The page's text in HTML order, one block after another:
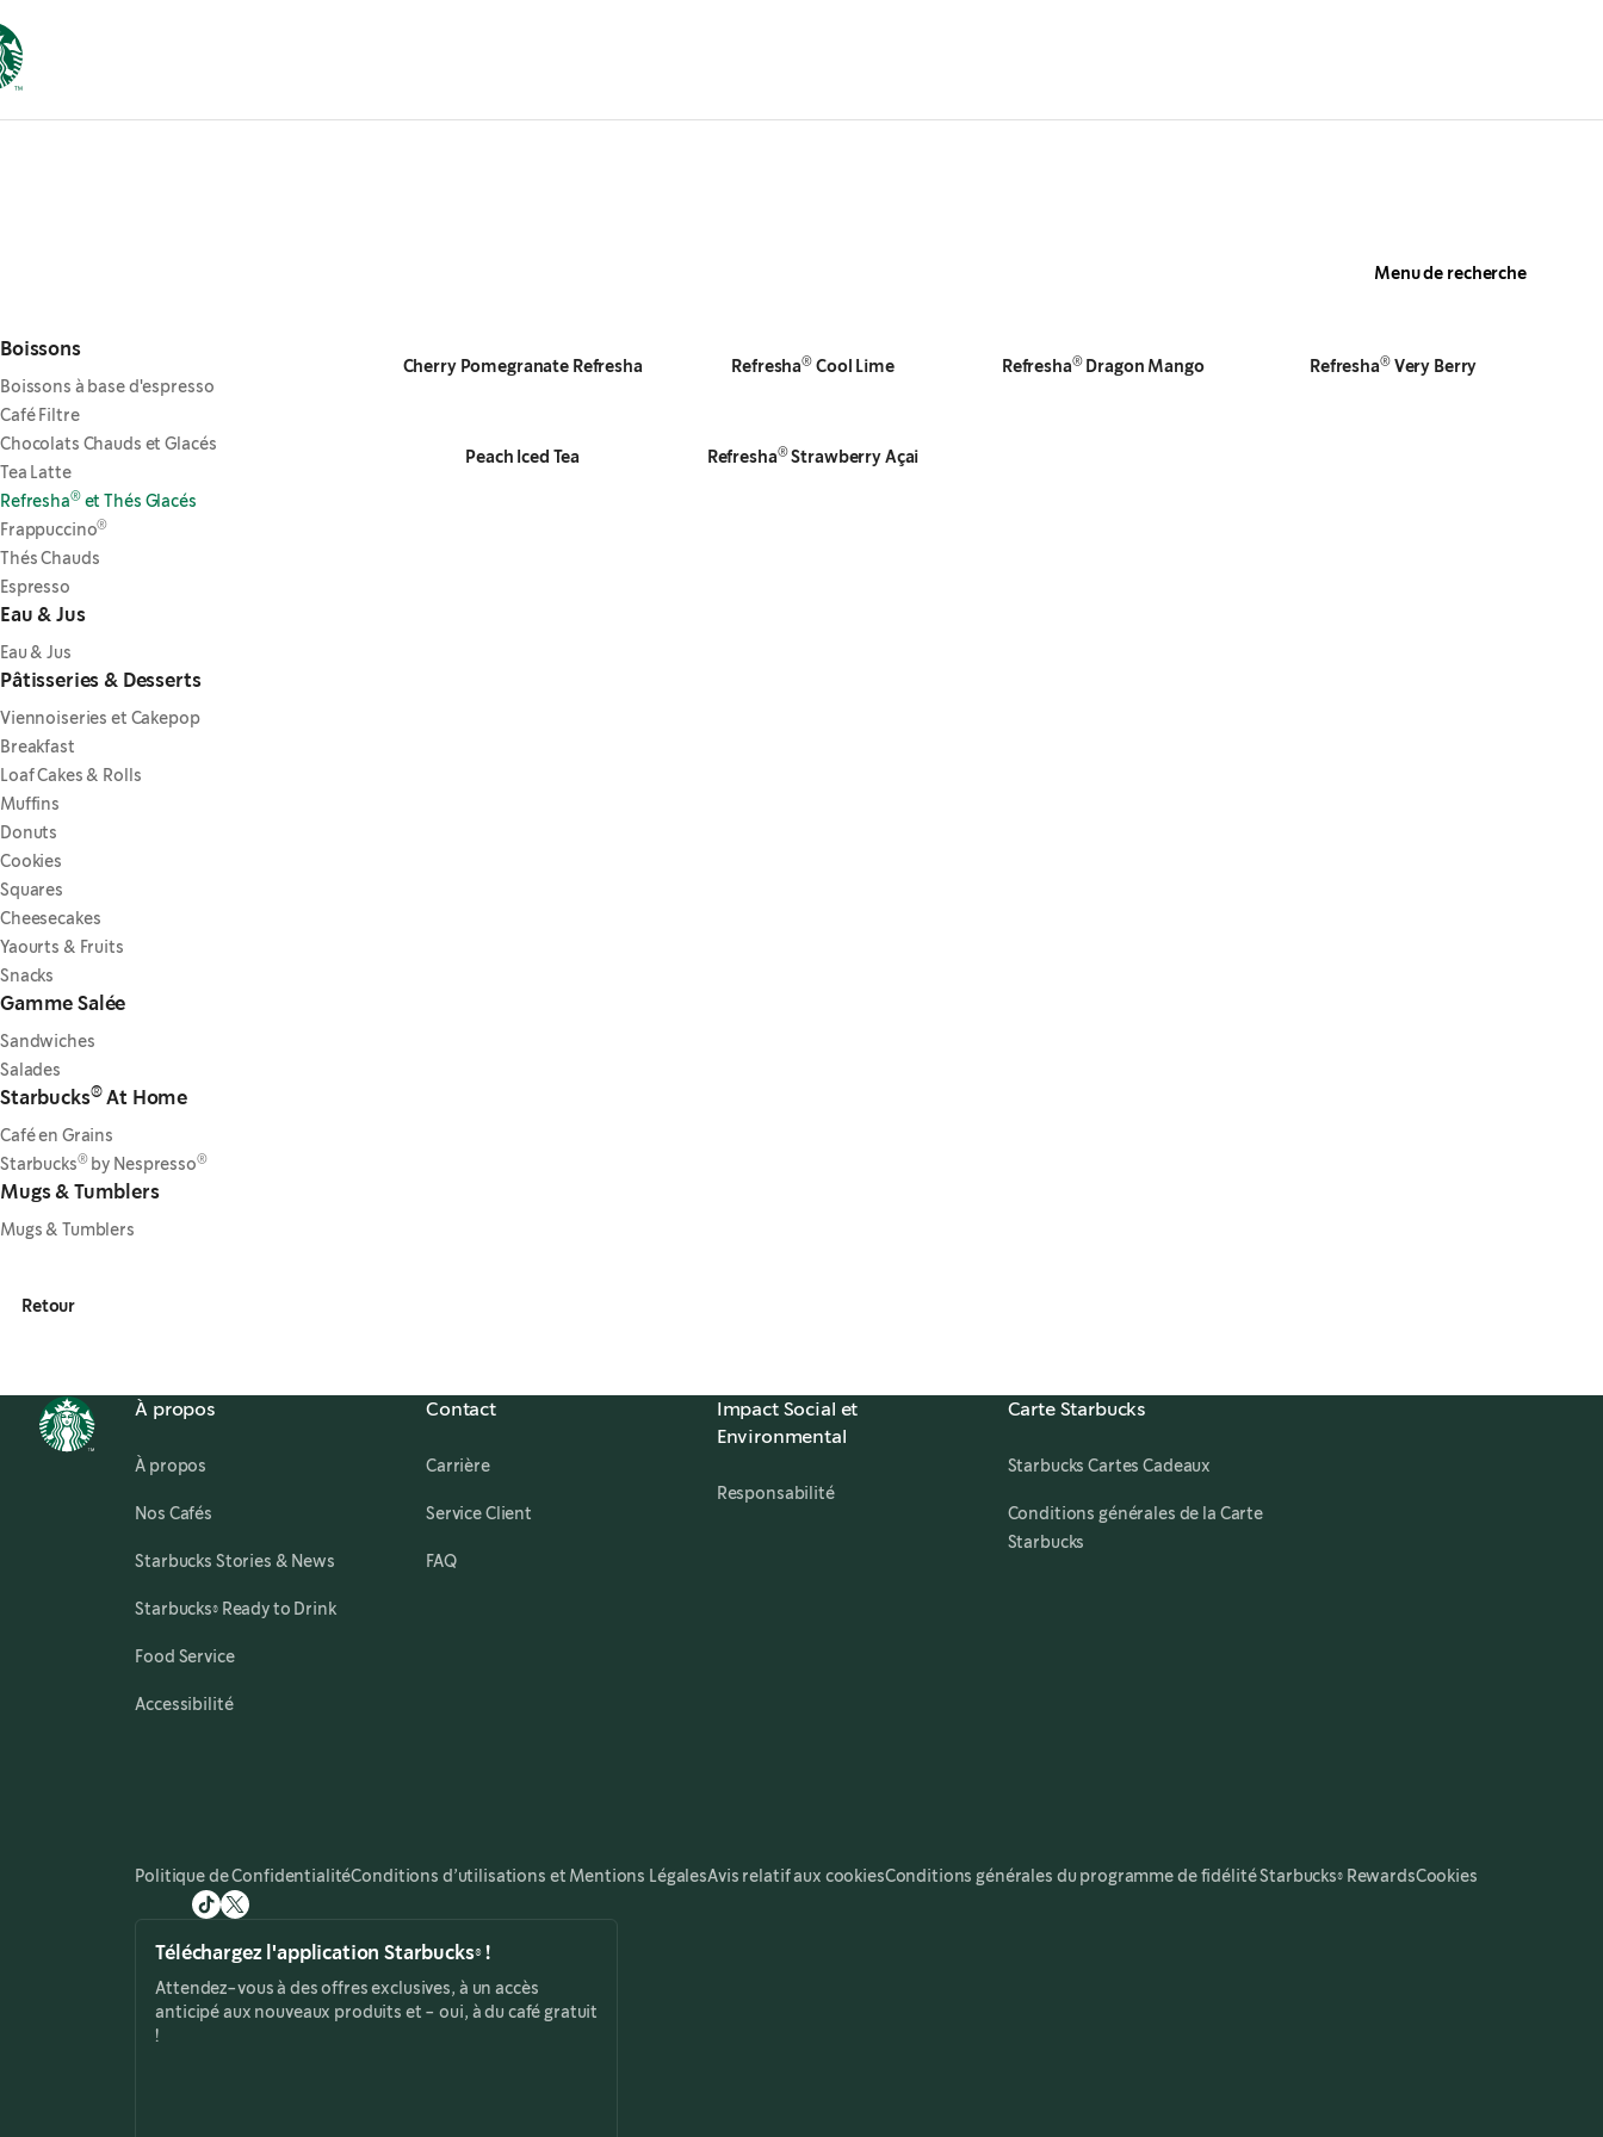
Menu de recherche
Boissons
Boissons à base d'espresso
Café Filtre
Chocolats Chauds et Glacés
Tea Latte
Refresha®et Thés Glacés
Frappuccino®
Thés Chauds
Espresso
Eau & Jus
Eau & Jus
Pâtisseries & Desserts
Viennoiseries et Cakepop
Breakfast
Loaf Cakes & Rolls
Muffins
Donuts
Cookies
Squares
Cheesecakes
Yaourts & Fruits
Snacks
Gamme Salée
Sandwiches
Salades
Starbucks®At Home
Café en Grains
Starbucks®by Nespresso®
Mugs & Tumblers
Mugs & Tumblers
Retour
Cherry Pomegranate Refresha Refresha® Cool Lime Refresha®Dragon Mango Refresha®Very Berry
Peach Iced Tea Refresha®Strawberry Açai
À propos
À propos
Nos Cafés
Starbucks Stories & News opens in a new tab
Starbucks® Ready to Drink,
Food Service,
Accessibilité
Contact
Carrière,
Service Client
FAQ
Impact Social et
Environmental
Responsabilité
Carte Starbucks
Starbucks Cartes Cadeaux
Conditions générales de la Carte
Starbucks
Politique de ConfidentialitéConditions d’utilisations et Mentions LégalesAvis relatif aux cookiesConditions générales du programme de fidélité Starbucks® RewardsCookies
Téléchargez l'application Starbucks® !
Attendez-vous à des offres exclusives, à un accès
anticipé aux nouveaux produits et - oui, à du café gratuit
!